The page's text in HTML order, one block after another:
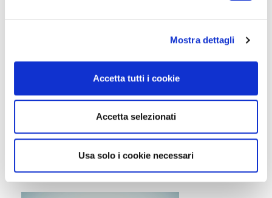
Mostra dettagli
Accetta tutti i cookie
Accetta selezionati
Usa solo i cookie necessari
L’Europa si addestra ad
affrontare il cyber risk
Leggi